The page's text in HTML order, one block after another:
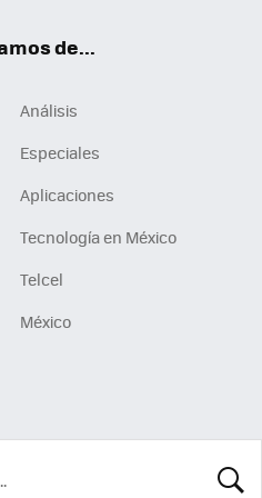
de...
Análisis
Especiales
Aplicaciones
Tecnología en México
Telcel
México